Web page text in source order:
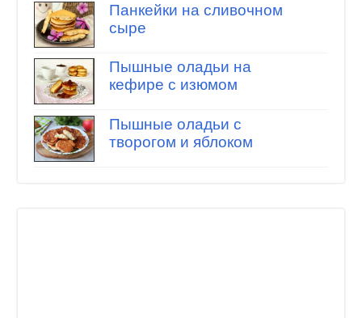
Панкейки на сливочном
сыре
Пышные оладьи на
кефире с изюмом
Пышные оладьи с
творогом и яблоком